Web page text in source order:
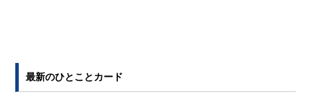
最新のひとことカード